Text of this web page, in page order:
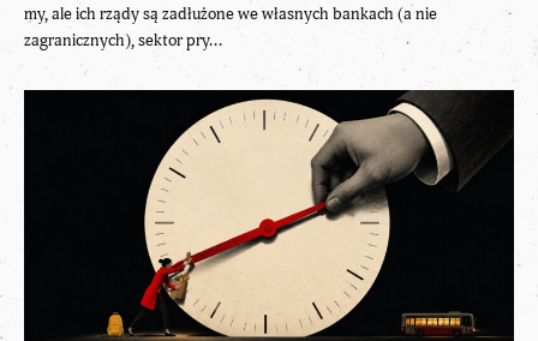
my, ale ich rządy są zadłużone we własnych bankach (a nie
zagranicznych), sektor pry...